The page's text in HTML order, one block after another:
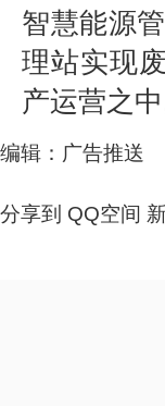
智慧能源
理站实现
产运营之
编辑：广告推送
分享到 QQ空间